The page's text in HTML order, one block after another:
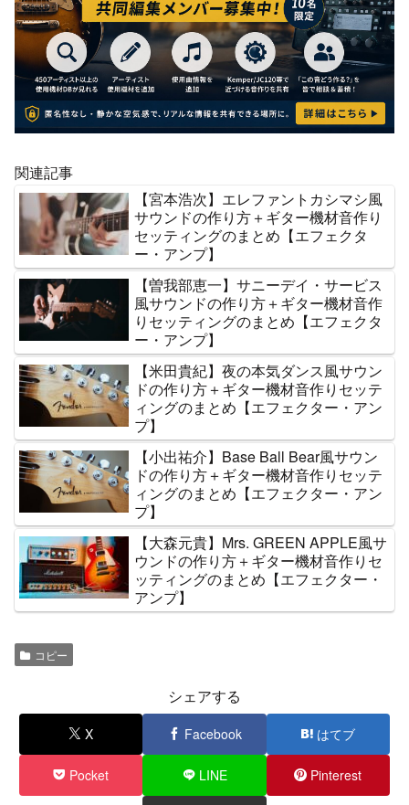
関連記事
【宮本浩次】エレファントカシマシ風
サウンドの作り方＋ギター機材音作り
セッティングのまとめ【エフェクタ
ー・アンプ】
【曽我部恵一】サニーデイ・サービス
風サウンドの作り方＋ギター機材音作
りセッティングのまとめ【エフェクタ
ー・アンプ】
【米田貴紀】夜の本気ダンス風サウン
ドの作り方＋ギター機材音作りセッテ
ィングのまとめ【エフェクター・アン
プ】
【小出祐介】Base Ball Bear風サウン
ドの作り方＋ギター機材音作りセッテ
ィングのまとめ【エフェクター・アン
プ】
【大森元貴】Mrs. GREEN APPLE風サ
ウンドの作り方＋ギター機材音作りセ
ッティングのまとめ【エフェクター・
アンプ】
コピー
シェアする
X Facebook はてブ
Pocket LINE Pinterest